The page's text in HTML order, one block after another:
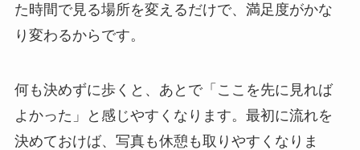
た時間で見る場所を変えるだけで、満足度がかな
り変わるからです。
何も決めずに歩くと、あとで「ここを先に見れば
よかった」と感じやすくなります。最初に流れを
決めておけば、写真も休憩も取りやすくなりま